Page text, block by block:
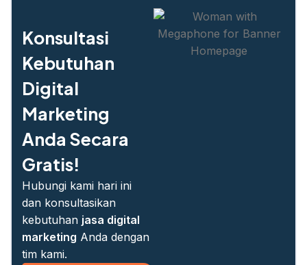
Konsultasi
Kebutuhan
Digital
Marketing
Anda Secara
Gratis!
Hubungi kami hari ini
dan konsultasikan
kebutuhan jasa digital
marketing Anda dengan
tim kami.